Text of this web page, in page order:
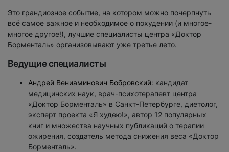
Это грандиозное событие, на котором можно почерпнуть
всё самое важное и необходимое о похудении (и многое-
многое другое!), лучшие специалисты центра «Доктор
Борменталь» организовывают уже третье лето.
Ведущие специалисты
Андрей Вениаминович Бобровский: кандидат
медицинских наук, врач-психотерапевт центра
«Доктор Борменталь» в Санкт-Петербурге, диетолог,
эксперт проекта «Я худею!», автор 12 популярных
книг и множества научных публикаций о терапии
ожирения, создатель метода снижения веса «Доктор
Борменталь».